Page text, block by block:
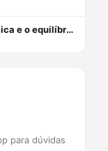
Custos Vulnerabilis: A Defensoria Pública e o equilíbrio nas relações político-jurídicas dos vulneráveis Capa dura 1 janeiro 2019
para dúvidas